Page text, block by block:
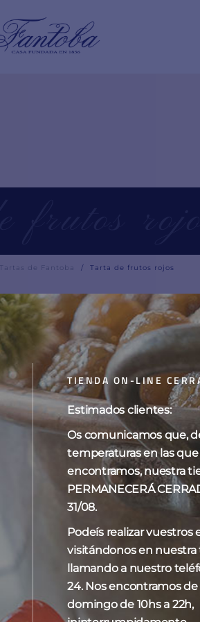
Tartas de Fantoba / Tarta de frutos rojos
Tarta de frutos
Tarta de frutos rojos con base de
con mascarpone
No se realizan envíos de tartas,sólo
Para más variedad, tamaños y
Zaragoza.
:976 298 524
TIENDA ON-LINE
Estimados clientes:
Os comunicamos que,
temperaturas en las
encontramos, nuestra
PERMANECERÁ
31/08.
Podeís realizar vuestros
visitándonos en nuestra
llamando a nuestro
24. Nos encontramos de
domingo de 10hs a 22h,